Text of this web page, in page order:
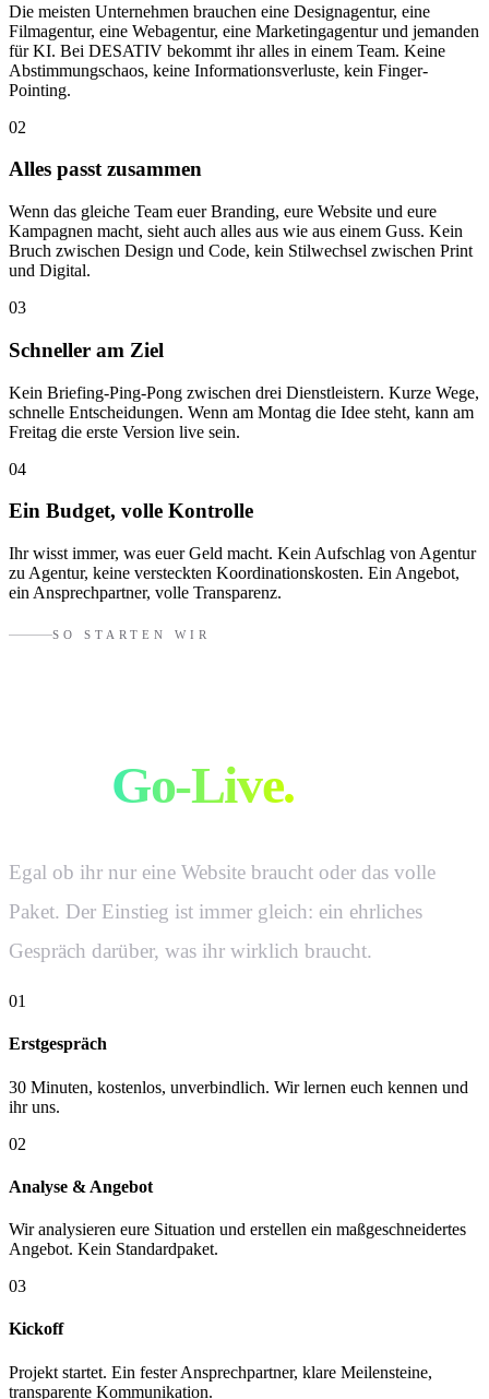
Die meisten Unternehmen brauchen eine Designagentur, eine
Filmagentur, eine Webagentur, eine Marketingagentur und jemanden
für KI. Bei DESATIV bekommt ihr alles in einem Team. Keine
Abstimmungschaos, keine Informationsverluste, kein Finger-
Pointing.
02
Alles passt zusammen
Wenn das gleiche Team euer Branding, eure Website und eure
Kampagnen macht, sieht auch alles aus wie aus einem Guss. Kein
Bruch zwischen Design und Code, kein Stilwechsel zwischen Print
und Digital.
03
Schneller am Ziel
Kein Briefing-Ping-Pong zwischen drei Dienstleistern. Kurze Wege,
schnelle Entscheidungen. Wenn am Montag die Idee steht, kann am
Freitag die erste Version live sein.
04
Ein Budget, volle Kontrolle
Ihr wisst immer, was euer Geld macht. Kein Aufschlag von Agentur
zu Agentur, keine versteckten Koordinationskosten. Ein Angebot,
ein Ansprechpartner, volle Transparenz.
SO STARTEN WIR
Go-Live.
Egal ob ihr nur eine Website braucht oder das volle
Paket. Der Einstieg ist immer gleich: ein ehrliches
Gespräch darüber, was ihr wirklich braucht.
01
Erstgespräch
30 Minuten, kostenlos, unverbindlich. Wir lernen euch kennen und
ihr uns.
02
Analyse & Angebot
Wir analysieren eure Situation und erstellen ein maßgeschneidertes
Angebot. Kein Standardpaket.
03
Kickoff
Projekt startet. Ein fester Ansprechpartner, klare Meilensteine,
transparente Kommunikation.